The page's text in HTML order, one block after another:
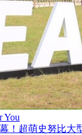
You
！超萌史努比大